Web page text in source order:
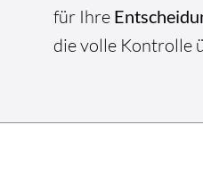
für Ihre
die volle Kontrolle